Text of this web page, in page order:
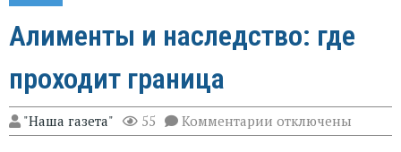
Алименты и наследство: где
проходит граница
"Наша газета" 55 Комментарии к
записи
отключены